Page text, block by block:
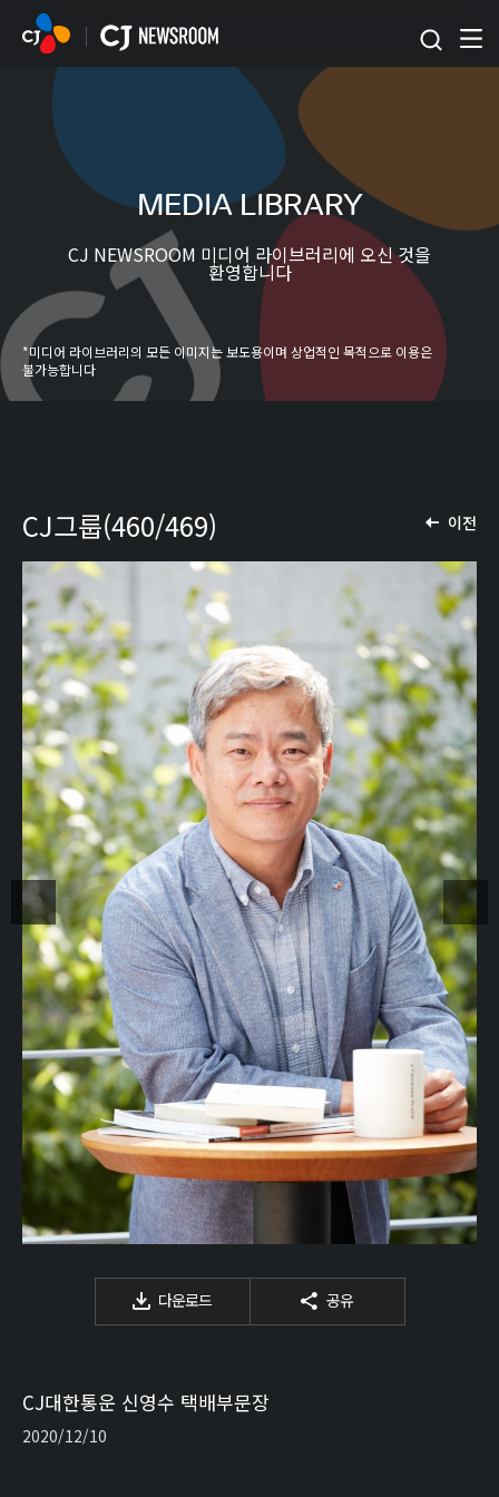
본문 바로가기
MEDIA LIBRARY
CJ NEWSROOM 미디어 라이브러리에 오신 것을
환영합니다
*미디어 라이브러리의 모든 이미지는 보도용이며 상업적인 목적으로 이용은
불가능합니다
이전
CJ그룹(460/469)
다운로드 공유
CJ대한통운 신영수 택배부문장
2020/12/10